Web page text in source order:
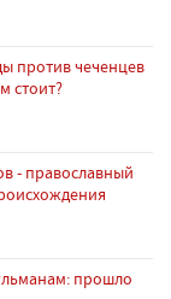
против чеченцев
стоит?
- православный
прошло